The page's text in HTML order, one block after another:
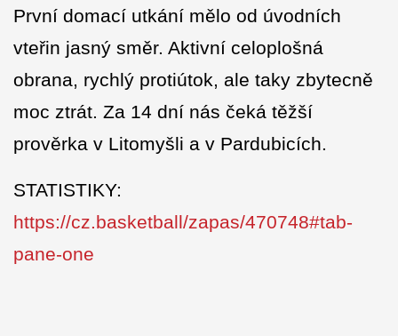
První domací utkání mělo od úvodních
vteřin jasný směr. Aktivní celoplošná
obrana, rychlý protiútok, ale taky zbytecně
moc ztrát. Za 14 dní nás čeká těžší
prověrka v Litomyšli a v Pardubicích.
STATISTIKY:
https://cz.basketball/zapas/470748#tab-
pane-one